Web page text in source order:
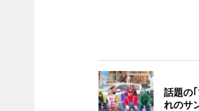
話題の
れのサ